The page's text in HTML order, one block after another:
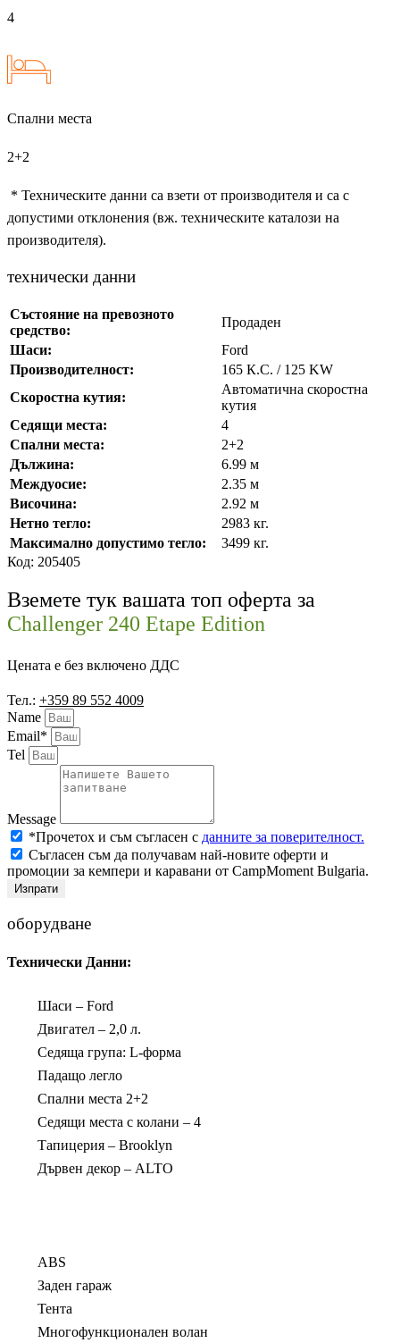
4
Спални места
2+2
* Техническите данни са взети от производителя и са с
допустими отклонения (вж. техническите каталози на
производителя).
технически данни
Състояние на превозното
средство:
Продаден
Шаси:
Ford
Производителност:
165 К.С. / 125 KW
Скоростна кутия:
Автоматична скоростна
кутия
Седящи места:
4
Спални места:
2+2
Дължина:
6.99 м
Междуосие:
2.35 м
Височина:
2.92 м
Нетно тегло:
2983 кг.
Максимално допустимо тегло:
3499 кг.
Код: 205405
Вземете тук вашата топ оферта за
Challenger 240 Etape Edition
Цената е без включено ДДС
Тел.: +359 89 552 4009
Name
Email*
Tel
Message
*Прочетох и съм съгласен с данните за поверителност.
Съгласен съм да получавам най-новите оферти и
промоции за кемпери и каравани от CampMoment Bulgaria.
Изпрати
оборудване
Технически Данни:
Шаси – Ford
Двигател – 2,0 л.
Седяща група: L-форма
Падащо легло
Спални места 2+2
Седящи места с колани – 4
Тапицерия – Brooklyn
Дървен декор – ALTO
ABS
Заден гараж
Тента
Многофункционален волан